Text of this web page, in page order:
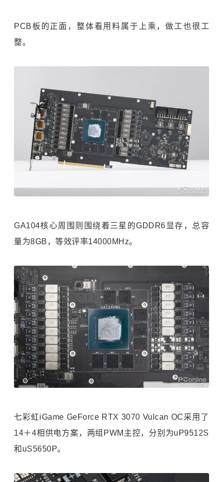
PCB板的正面，整体看用料属于上乘，做工也很工
整。
GA104核心周围则围绕着三星的GDDR6显存，总容
量为8GB，等效评率14000MHz。
七彩虹iGame GeForce RTX 3070 Vulcan OC采用了
14＋4相供电方案，两组PWM主控，分别为uP9512S
和uS5650P。